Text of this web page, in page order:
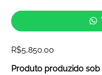
Price
R$5,850.00
Produto produzido